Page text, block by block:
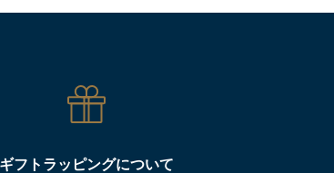
ギフトラッピングについて